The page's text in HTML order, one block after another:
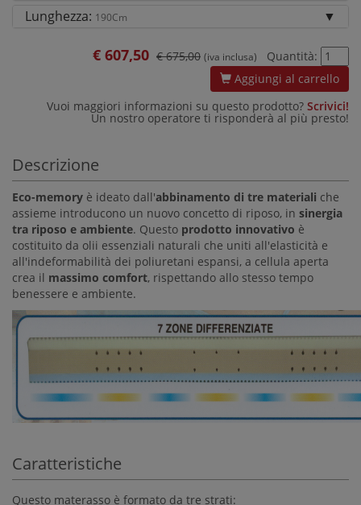
Lunghezza: 190Cm
€ 607,50 € 675,00 (iva inclusa)
Quantità:
Aggiungi al carrello
Vuoi maggiori informazioni su questo prodotto? Scrivici!
Un nostro operatore ti risponderà al più presto!
Descrizione
Eco-memory è ideato dall'abbinamento di tre materiali che
assieme introducono un nuovo concetto di riposo, in sinergia
tra riposo e ambiente. Questo prodotto innovativo è
costituito da olii essenziali naturali che uniti all'elasticità e
all'indeformabilità dei poliuretani espansi, a cellula aperta
crea il massimo comfort, rispettando allo stesso tempo
benessere e ambiente.
Caratteristiche
Questo materasso è formato da tre strati: